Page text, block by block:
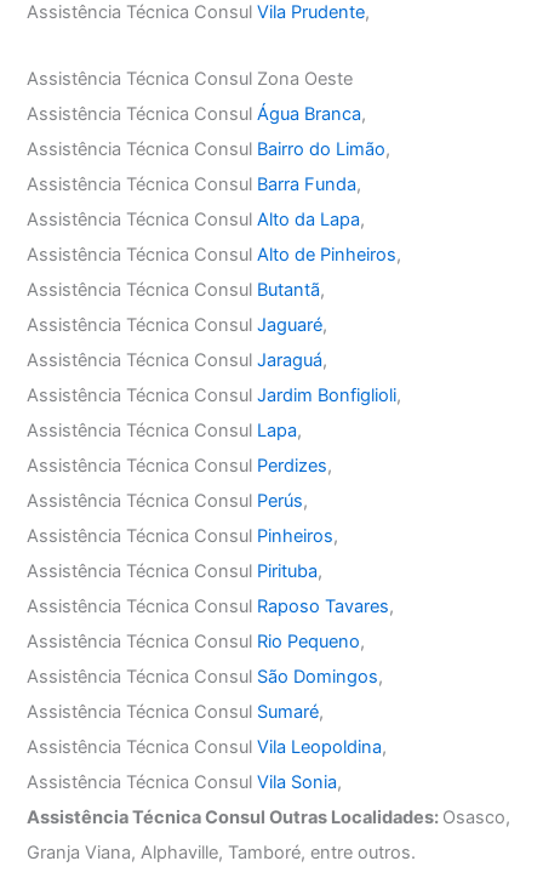
Assistência Técnica ConsulVila Prudente,
Assistência Técnica Consul Zona Oeste
Assistência Técnica ConsulÁgua Branca,
Assistência Técnica Consul Bairro do Limão,
Assistência Técnica Consul Barra Funda,
Assistência Técnica ConsulAlto da Lapa,
Assistência Técnica ConsulAlto de Pinheiros,
Assistência Técnica Consul Butantã,
Assistência Técnica ConsulJaguaré,
Assistência Técnica ConsulJaraguá,
Assistência Técnica ConsulJardim Bonfiglioli,
Assistência Técnica Consul Lapa,
Assistência Técnica Consul Perdizes,
Assistência Técnica Consul Perús,
Assistência Técnica Consul Pinheiros,
Assistência Técnica Consul Pirituba,
Assistência Técnica Consul Raposo Tavares,
Assistência Técnica Consul Rio Pequeno,
Assistência Técnica Consul São Domingos,
Assistência Técnica Consul Sumaré,
Assistência Técnica ConsulVila Leopoldina,
Assistência Técnica ConsulVila Sonia,
Assistência Técnica Consul Outras Localidades: Osasco,
Granja Viana, Alphaville, Tamboré, entre outros.